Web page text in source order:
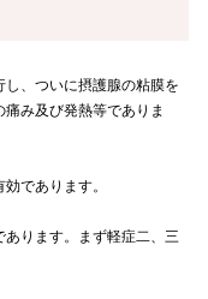
、ついに摂護腺の粘膜を
み及び発熱等でありま
であります。
ります。まず軽症二、三